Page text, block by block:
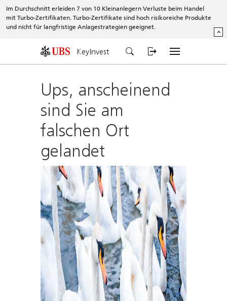
Im Durchschnitt erleiden 7 von 10 Kleinanlegern Verluste beim Handel
mit Turbo-Zertifikaten. Turbo-Zertifikate sind hoch risikoreiche Produkte
und nicht für langfristige Anlagestrategien geeignet.
^
KeyInvest
Ups, anscheinend
sind Sie am
falschen Ort
gelandet